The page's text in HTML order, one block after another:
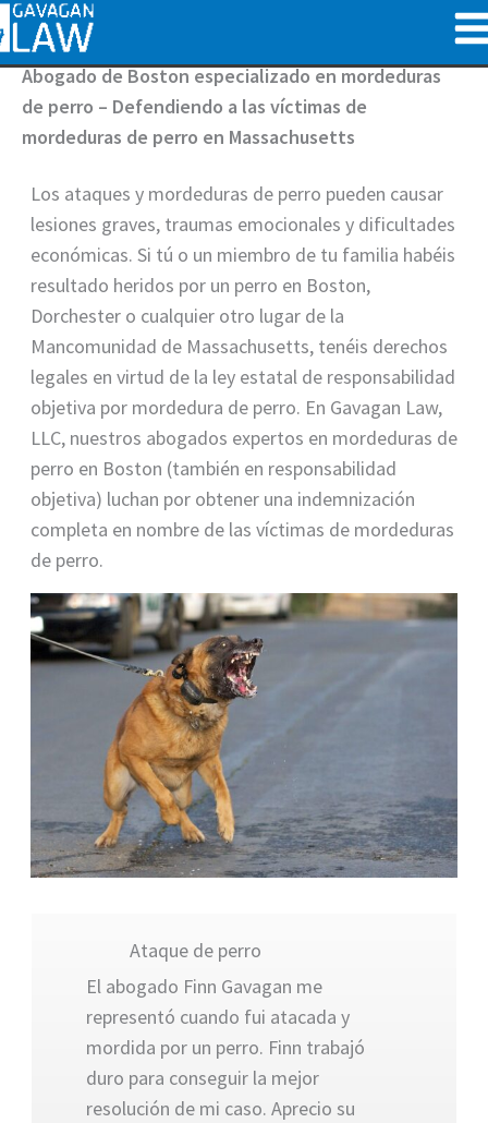
al
contenido
Abogado de Boston especializado en mordeduras
de perro – Defendiendo a las víctimas de
mordeduras de perro en Massachusetts
Los ataques y mordeduras de perro pueden causar
lesiones graves, traumas emocionales y dificultades
económicas. Si tú o un miembro de tu familia habéis
resultado heridos por un perro en Boston,
Dorchester o cualquier otro lugar de la
Mancomunidad de Massachusetts, tenéis derechos
legales en virtud de la ley estatal de responsabilidad
objetiva por mordedura de perro. En Gavagan Law,
LLC, nuestros abogados expertos en mordeduras de
perro en Boston (también en responsabilidad
objetiva) luchan por obtener una indemnización
completa en nombre de las víctimas de mordeduras
de perro.
Ataque de perro
El abogado Finn Gavagan me
representó cuando fui atacada y
mordida por un perro. Finn trabajó
duro para conseguir la mejor
resolución de mi caso. Aprecio su